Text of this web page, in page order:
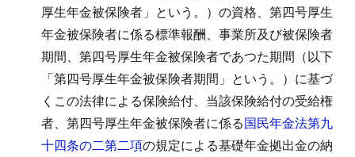
厚生年金被保険者」という。）の資格、第四号厚生
年金被保険者に係る標準報酬、事業所及び被保険者
期間、第四号厚生年金被保険者であつた期間（以下
「第四号厚生年金被保険者期間」という。）に基づ
くこの法律による保険給付、当該保険給付の受給権
者、第四号厚生年金被保険者に係る国民年金法第九
十四条の二第二項の規定による基礎年金拠出金の納